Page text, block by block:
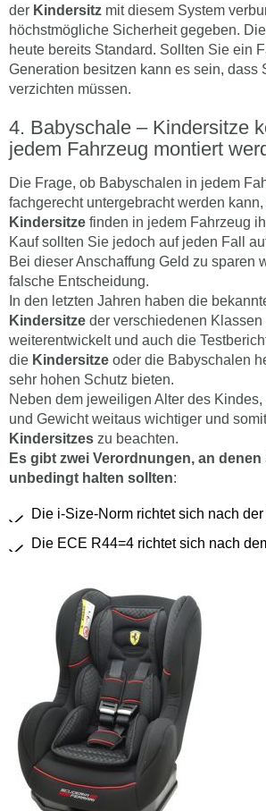
der Kindersitz mit diesem System
höchstmögliche Sicherheit gegeben.
heute bereits Standard. Sollten Sie ein
Generation besitzen kann es sein, dass
verzichten müssen.
Babyschale – Kindersitze
jedem Fahrzeug montiert
Die Frage, ob Babyschalen in jedem
fachgerecht untergebracht werden
Kindersitze finden in jedem Fahrzeug
Kauf sollten Sie jedoch auf jeden Fall
Bei dieser Anschaffung Geld zu sparen
falsche Entscheidung.
In den letzten Jahren haben die
Kindersitze der verschiedenen Klassen
weiterentwickelt und auch die
die Kindersitze oder die Babyschalen
sehr hohen Schutz bieten.
Neben dem jeweiligen Alter des
und Gewicht weitaus wichtiger und
Kindersitzes zu beachten.
Es gibt zwei Verordnungen, an denen
unbedingt halten sollten:
Die i-Size-Norm richtet sich nach
Die ECE R44=4 richtet sich nach